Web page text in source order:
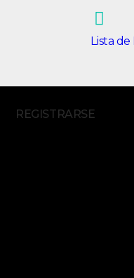
Lista de
REGISTRARSE